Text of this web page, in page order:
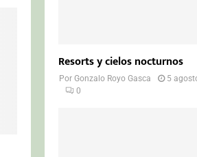
Resorts y cielos nocturnos
PorGonzalo Royo Gasca
5
0